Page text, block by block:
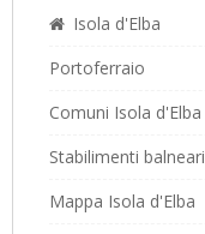
Isola d'Elba
Portoferraio
Comuni Isola d'Elba
Stabilimenti balneari
Mappa Isola d'Elba